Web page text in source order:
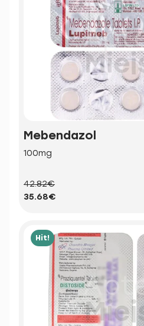
Mebendazol
100mg
42.82€
35.68€
Hit!